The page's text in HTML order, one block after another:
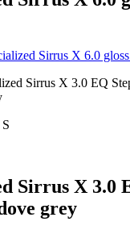
Sirrus X 6.0
Sirrus X 3.0
grey